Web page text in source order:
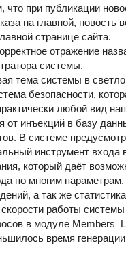
что при публикации
на главной, новость
странице сайта.
отражение
системы.
тема системы в
безопасности,
любой вид
от инъекций в базу
В системе
инструмент входа
который даёт
по многим
а так же
работы
в модуле
время генерации